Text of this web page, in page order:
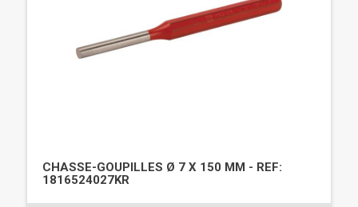
CHASSE-GOUPILLES Ø 7 X 150 MM - REF:
1816524027KR